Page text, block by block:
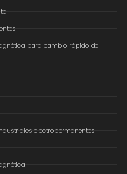
para cambio rápido de
electropermanentes